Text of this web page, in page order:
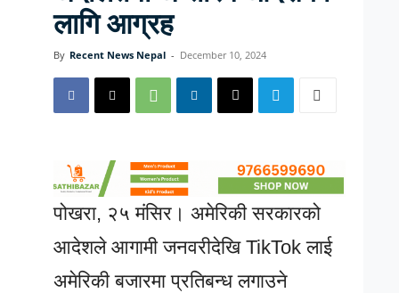
लागि आग्रह
By Recent News Nepal - December 10, 2024
पोखरा, २५ मंसिर। अमेरिकी सरकारको
आदेशले आगामी जनवरीदेखि TikTok लाई
अमेरिकी बजारमा प्रतिबन्ध लगाउने